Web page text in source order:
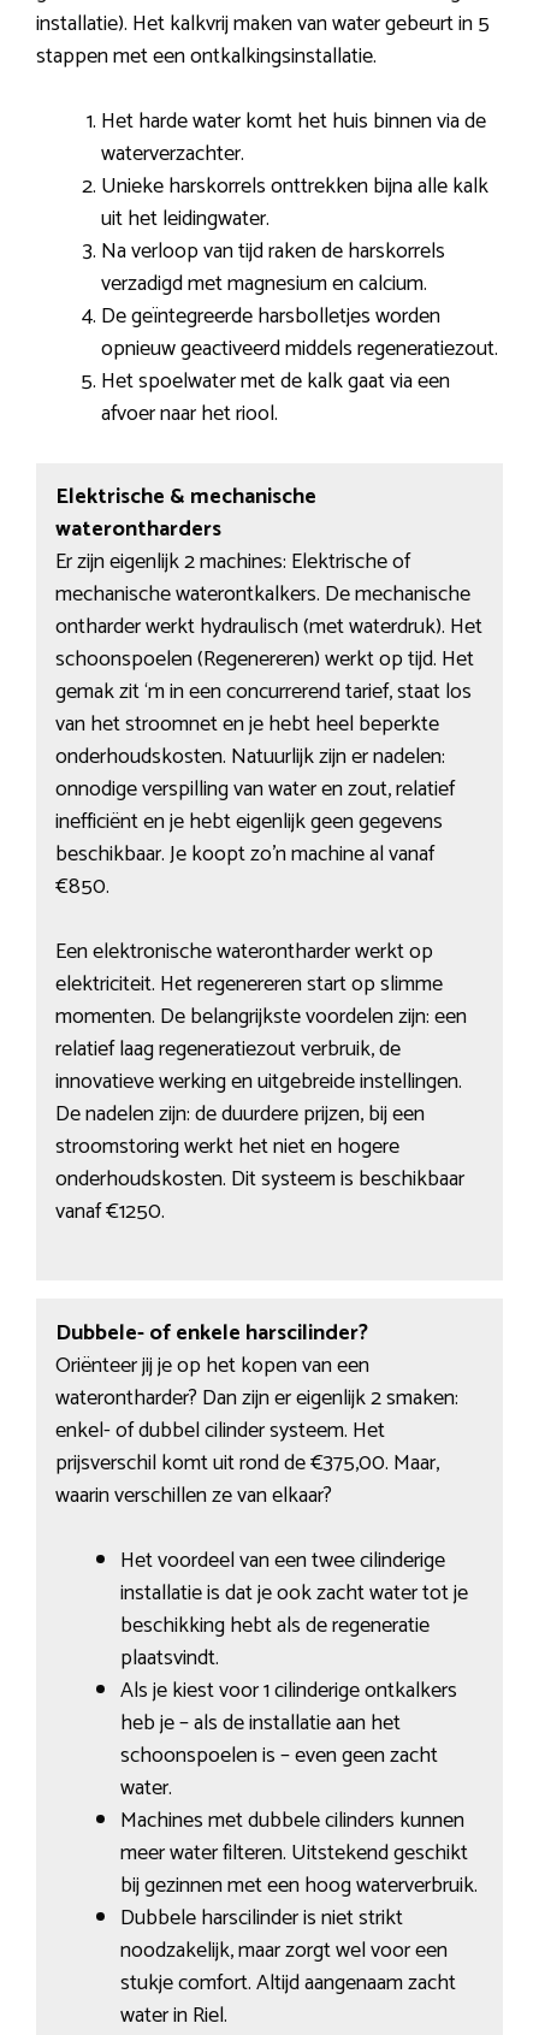
installatie). Het kalkvrij maken van water gebeurt in 5
stappen met een ontkalkingsinstallatie.
Het harde water komt het huis binnen via de
waterverzachter.
Unieke harskorrels onttrekken bijna alle kalk
uit het leidingwater.
Na verloop van tijd raken de harskorrels
verzadigd met magnesium en calcium.
De geïntegreerde harsbolletjes worden
opnieuw geactiveerd middels regeneratiezout.
Het spoelwater met de kalk gaat via een
afvoer naar het riool.
Elektrische & mechanische
waterontharders
Er zijn eigenlijk 2 machines: Elektrische of
mechanische waterontkalkers. De mechanische
ontharder werkt hydraulisch (met waterdruk). Het
schoonspoelen (Regenereren) werkt op tijd. Het
gemak zit ‘m in een concurrerend tarief, staat los
van het stroomnet en je hebt heel beperkte
onderhoudskosten. Natuurlijk zijn er nadelen:
onnodige verspilling van water en zout, relatief
inefficiënt en je hebt eigenlijk geen gegevens
beschikbaar. Je koopt zo’n machine al vanaf
€850.
Een elektronische waterontharder werkt op
elektriciteit. Het regenereren start op slimme
momenten. De belangrijkste voordelen zijn: een
relatief laag regeneratiezout verbruik, de
innovatieve werking en uitgebreide instellingen.
De nadelen zijn: de duurdere prijzen, bij een
stroomstoring werkt het niet en hogere
onderhoudskosten. Dit systeem is beschikbaar
vanaf €1250.
Dubbele- of enkele harscilinder?
Oriënteer jij je op het kopen van een
waterontharder? Dan zijn er eigenlijk 2 smaken:
enkel- of dubbel cilinder systeem. Het
prijsverschil komt uit rond de €375,00. Maar,
waarin verschillen ze van elkaar?
Het voordeel van een twee cilinderige
installatie is dat je ook zacht water tot je
beschikking hebt als de regeneratie
plaatsvindt.
Als je kiest voor 1 cilinderige ontkalkers
heb je – als de installatie aan het
schoonspoelen is – even geen zacht
water.
Machines met dubbele cilinders kunnen
meer water filteren. Uitstekend geschikt
bij gezinnen met een hoog waterverbruik.
Dubbele harscilinder is niet strikt
noodzakelijk, maar zorgt wel voor een
stukje comfort. Altijd aangenaam zacht
water in Riel.